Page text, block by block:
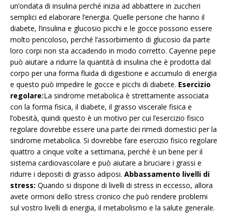
un’ondata di insulina perché inizia ad abbattere in zuccheri
semplici ed elaborare l’energia. Quelle persone che hanno il
diabete, l’insulina e glucosio picchi e le gocce possono essere
molto pericoloso, perché l’assorbimento di glucosio da parte
loro corpi non sta accadendo in modo corretto. Cayenne pepe
può aiutare a ridurre la quantità di insulina che è prodotta dal
corpo per una forma fluida di digestione e accumulo di energia
e questo può impedire le gocce e picchi di diabete. Esercizio
regolare:La sindrome metabolica è strettamente associata
con la forma fisica, il diabete, il grasso viscerale fisica e
l’obesità, quindi questo è un motivo per cui l’esercizio fisico
regolare dovrebbe essere una parte dei rimedi domestici per la
sindrome metabolica. Si dovrebbe fare esercizio fisico regolare
quattro a cinque volte a settimana, perché è un bene per il
sistema cardiovascolare e può aiutare a bruciare i grassi e
ridurre i depositi di grasso adiposi. Abbassamento livelli di
stress: Quando si dispone di livelli di stress in eccesso, allora
avete ormoni dello stress cronico che può rendere problemi
sul vostro livelli di energia, il metabolismo e la salute generale.